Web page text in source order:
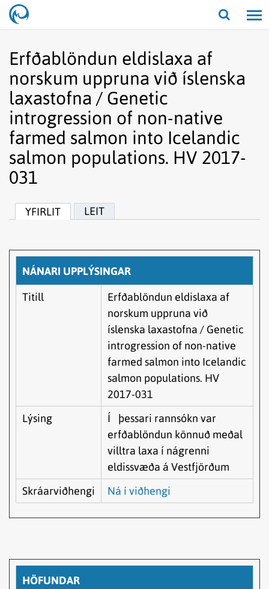
Opna/
Erfðablöndun eldislaxa af
norskum uppruna við íslenska
laxastofna / Genetic
introgression of non-native
farmed salmon into Icelandic
salmon populations. HV 2017-
031
YFIRLIT LEIT
NÁNARI UPPLÝSINGAR
Titill
Erfðablöndun eldislaxa af
norskum uppruna við
íslenska laxastofna / Genetic
introgression of non-native
farmed salmon into Icelandic
salmon populations. HV
2017-031
Lýsing
Í þessari rannsókn var
erfðablöndun könnuð meðal
villtra laxa í nágrenni
eldissvæða á Vestfjörðum
Skráarviðhengi
Ná í viðhengi
HÖFUNDAR